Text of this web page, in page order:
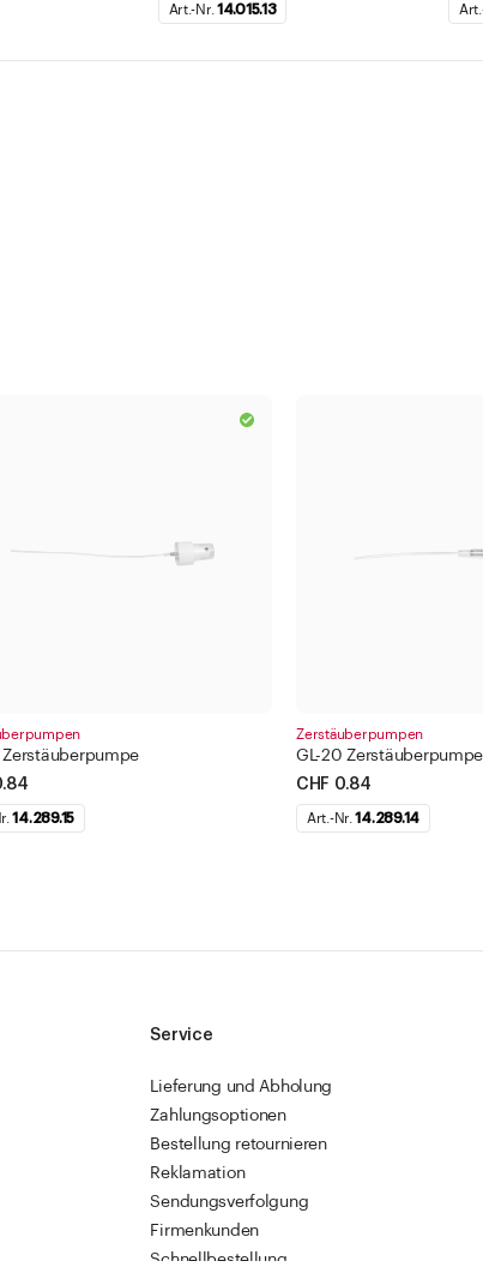
Art.-Nr. 14.015.13
Zerstäuberpumpe
14.289.15
Zerstäuberpumpen
GL-20 Zerstäuberpumpe
CHF 0.84
Art.-Nr.14.289.14
Service
Lieferung und Abholung
Zahlungsoptionen
Bestellung retournieren
Reklamation
Sendungsverfolgung
Firmenkunden
Schnellbestellung